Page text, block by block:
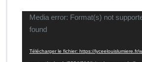
Lecteur
vidéo
Media error: Format(s) not
found
Télécharger le fichier: https://lyceelouislumiere.fr/